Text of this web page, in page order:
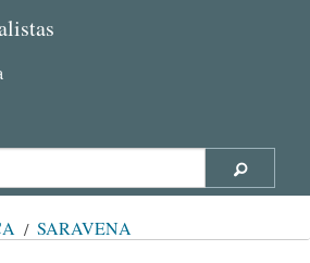
SARAVENA